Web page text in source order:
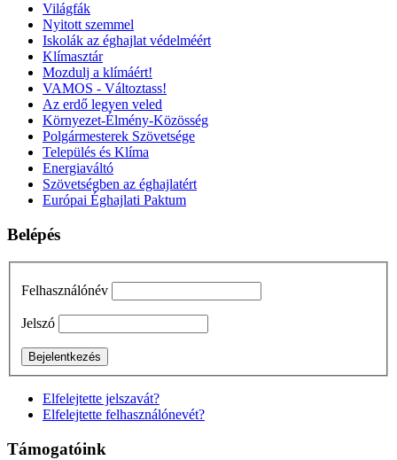
Világfák
Nyitott szemmel
Iskolák az éghajlat védelméért
Klímasztár
Mozdulj a klímáért!
VAMOS - Változtass!
Az erdő legyen veled
Környezet-Élmény-Közösség
Polgármesterek Szövetsége
Település és Klíma
Energiaváltó
Szövetségben az éghajlatért
Európai Éghajlati Paktum
Belépés
Felhasználónév
Jelszó
Elfelejtette jelszavát?
Elfelejtette felhasználónevét?
Támogatóink